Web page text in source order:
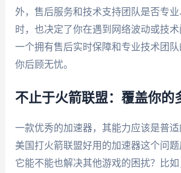
外，售后服务和技术支持团队是否专
时，也决定了你在遇到网络波动或技术
一个拥有售后实时保障和专业技术团
你后顾无忧。
不止于火箭联盟：覆盖你的
一款优秀的加速器，其能力应该是普
美国打火箭联盟好用的加速器这个问题
它能不能也解决其他游戏的困扰？比